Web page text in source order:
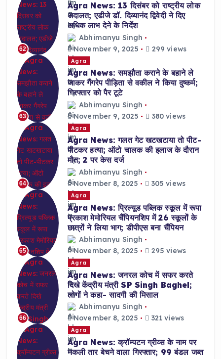
62
Agra News: 13 दिसंबर को राष्ट्रीय लोक
अदालत; एडीजे डॉ. दिव्यानंद द्विवेदी ने दिए
अधिक लाभ देने के निर्देश
Abhimanyu Singh
November 9, 2025
299 views
63
Agra
Agra News: समझौता कराने के बहाने ले
जाकर गैंगरेप पीड़िता से वकील ने किया दुष्कर्म;
गिरफ्तार को पैर टूटे
Abhimanyu Singh
November 9, 2025
380 views
64
Agra
Agra News: गलत गेट खटखटाया तो पीट-
पीटकर हत्या; ऑटो चालक की इलाज के दौरान
मौत; 2 पर केस दर्ज
Abhimanyu Singh
November 8, 2025
305 views
65
Agra
Agra News: प्रिल्यूड पब्लिक स्कूल में रूपा
प्रकाश मेमोरियल चैंपियनशिप में 26 स्कूलों के
छात्रों ने लिया भाग; डीपीएस बना चैंपियन
Abhimanyu Singh
November 8, 2025
295 views
66
Agra
Agra News: जनरल कोच में सफर करते
दिखे केंद्रीय मंत्री SP Singh Baghel;
लोगों ने कहा- सादगी की मिसाल
Abhimanyu Singh
November 8, 2025
321 views
Agra
Agra News: क्रॉम्पटन ग्रीव्स के नाम पर
नकली तार बेचने वाला गिरफ्तार; 99 बंडल जब्त